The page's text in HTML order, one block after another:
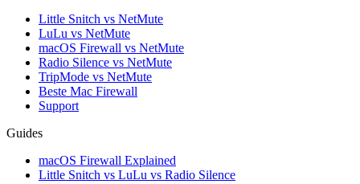
Little Snitch vs NetMute
LuLu vs NetMute
macOS Firewall vs NetMute
Radio Silence vs NetMute
TripMode vs NetMute
Beste Mac Firewall
Support
Guides
macOS Firewall Explained
Little Snitch vs LuLu vs Radio Silence